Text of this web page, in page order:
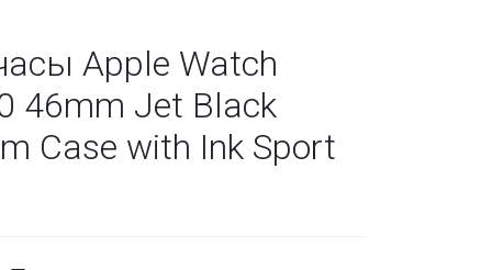
Apple Watch
46mm Jet Black
Case with Ink Sport